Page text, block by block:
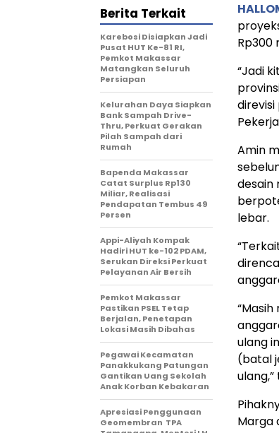
Rp300
“Jadi
Amin
desain
lebar.
ulang
(batal
Marga
Berita Terkait
Karebosi Disiapkan Jadi
Pusat HUT Ke-81 RI,
Pemkot Makassar
Matangkan Seluruh
Persiapan
Kelurahan Daya Siapkan
Bank Sampah Drive-
Thru, Perkuat Gerakan
Pilah Sampah dari
Rumah
Bapenda Makassar
Catat Surplus Rp130
Miliar, Realisasi
Pendapatan Tembus 49
Persen
Appi-Aliyah Kompak
Hadiri HUT ke-102 PDAM,
Serukan Direksi Perkuat
Pelayanan Air Bersih
Pemkot Makassar
Pastikan PSEL Tetap
Berjalan, Penetapan
Lokasi Masih Dibahas
Pegawai Kecamatan
Panakkukang Patungan
Gantikan Uang Sekolah
Anak Korban Kebakaran
Apresiasi Penggunaan
Geomembran TPA